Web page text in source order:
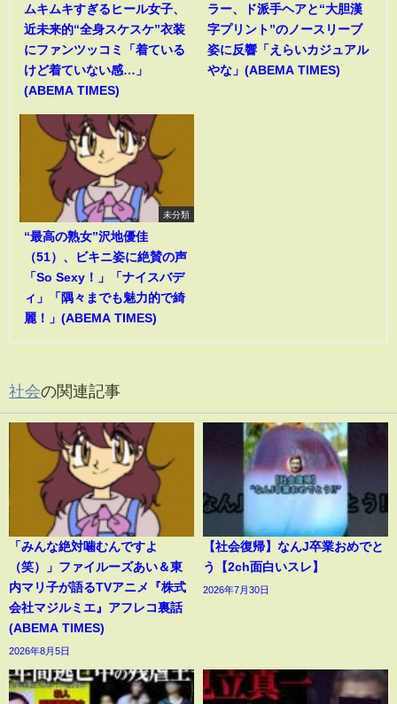
ムキムキすぎるヒール女子、
近未来的“全身スケスケ”衣装
にファンツッコミ「着ている
けど着ていない感…」
(ABEMA TIMES)
ラー、ド派手ヘアと“大胆漢
字プリント”のノースリーブ
姿に反響「えらいカジュアル
やな」(ABEMA TIMES)
未分類
“最高の熟女”沢地優佳
（51）、ビキニ姿に絶賛の声
「So Sexy！」「ナイスバデ
ィ」「隅々までも魅力的で綺
麗！」(ABEMA TIMES)
社会の関連記事
「みんな絶対噛むんですよ
（笑）」ファイルーズあい＆東
内マリ子が語るTVアニメ『株式
会社マジルミエ』アフレコ裏話
(ABEMA TIMES)
2026年8月5日
【社会復帰】なんJ卒業おめでと
う【2ch面白いスレ】
2026年7月30日